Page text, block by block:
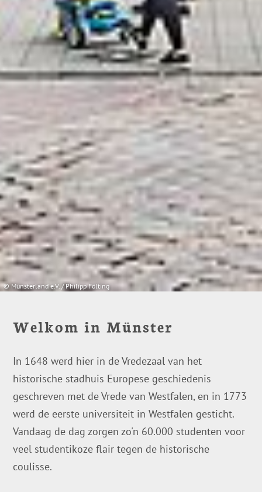
© Münsterland e.V. / Philipp Fölting
Welkom in Münster
In 1648 werd hier in de Vredezaal van het
historische stadhuis Europese geschiedenis
geschreven met de Vrede van Westfalen, en in 1773
werd de eerste universiteit in Westfalen gesticht.
Vandaag de dag zorgen zo'n 60.000 studenten voor
veel studentikoze flair tegen de historische
coulisse.